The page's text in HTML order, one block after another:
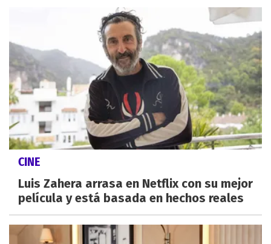
CINE
Luis Zahera arrasa en Netflix con su mejor
película y está basada en hechos reales